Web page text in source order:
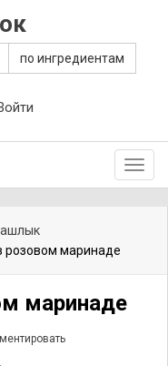
по ингредиентам
розовом маринаде
маринаде